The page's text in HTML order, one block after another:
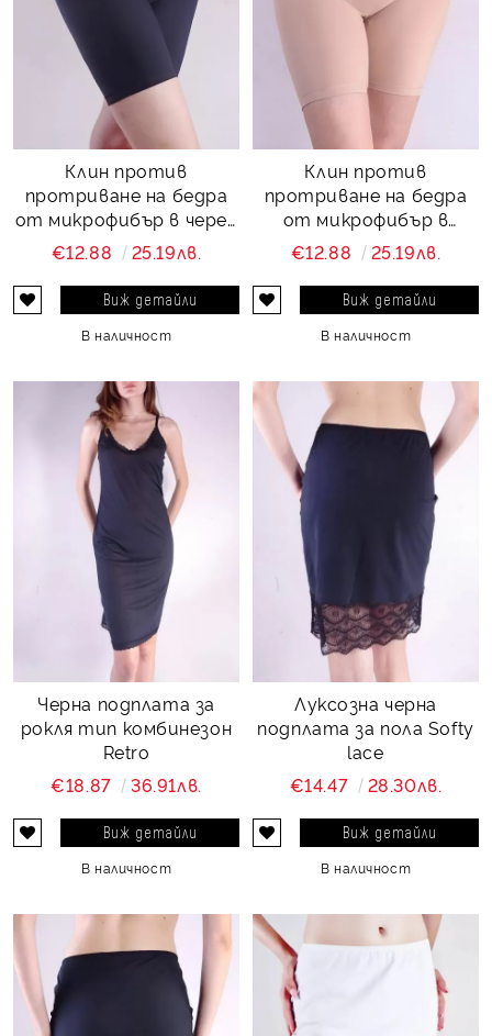
Клин против
протриване на бедра
от микрофибър в черен
цвят Perfect comfort
and protect
€12.88 25.19лв.
Виж детайли
В наличност
Клин против
протриване на бедра
от микрофибър в
телесен цвят Perfect
comfort and protect
€12.88 25.19лв.
Виж детайли
В наличност
Черна подплата за
рокля тип комбинезон
Retro
€18.87
36.91лв.
Виж детайли
В наличност
Луксозна черна
подплата за пола Softy
lace
€14.47
28.30лв.
Виж детайли
В наличност